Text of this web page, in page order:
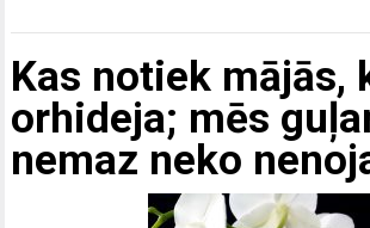
Kas notiek mājās,
orhideja; mēs
nemaz neko